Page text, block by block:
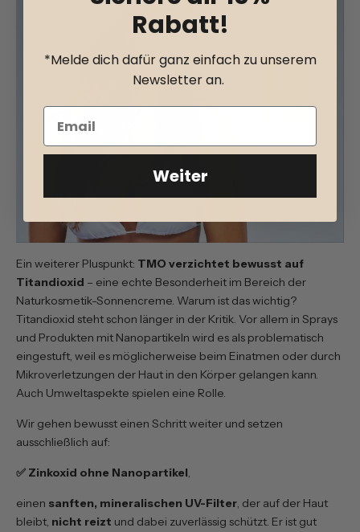
Ein weiterer Pluspunkt: TMO verzichtet bewusst auf
Titandioxid – eine echte Besonderheit im Bereich der
Naturkosmetik-Sonnencreme. Warum ist das wichtig?
Titandioxid steht schon länger in der Kritik. Vor allem in Sprays
und Produkten mit Nanopartikeln wird es als problematisch
eingestuft, weil es möglicherweise beim Einatmen oder durch
Mikroverletzungen der Haut in den Körper gelangen kann.
Auch Umweltaspekte spielen eine Rolle.
Wir gehen bewusst einen Schritt weiter und setzen
ausschließlich auf:
✅ Zinkoxid ohne Nanopartikel,
einen sanften, mineralischen UV-Filter, der auf der Haut
bleibt, nicht reizt und dabei zuverlässig schützt. Er ist gut
Rabatt!
*Melde dich dafür ganz einfach zu unserem
Newsletter an.
Weiter